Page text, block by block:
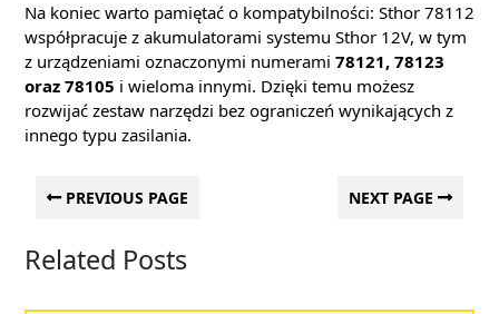
Na koniec warto pamiętać o kompatybilności: Sthor 78112
współpracuje z akumulatorami systemu Sthor 12V, w tym
z urządzeniami oznaczonymi numerami 78121, 78123
oraz 78105 i wieloma innymi. Dzięki temu możesz
rozwijać zestaw narzędzi bez ograniczeń wynikających z
innego typu zasilania.
PREVIOUS PAGE NEXT PAGE
Related Posts